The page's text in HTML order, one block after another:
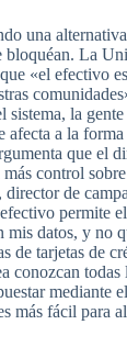
una
bloquéan. La
«el efectivo
sistema, la
afecta a la forma
que el
control
de
permite
mis datos, y no
de tarjetas de
conozcan todas
mediante
más fácil para